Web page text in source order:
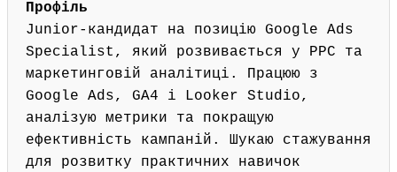
Профіль
Junior-кандидат на позицію Google Ads
Specialist, який розвивається у PPC та
маркетинговій аналітиці. Працюю з
Google Ads, GA4 і Looker Studio,
аналізую метрики та покращую
ефективність кампаній. Шукаю стажування
для розвитку практичних навичок